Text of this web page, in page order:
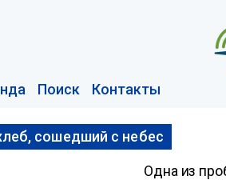
Поиск Контакты
сошедший с небес
Одна из